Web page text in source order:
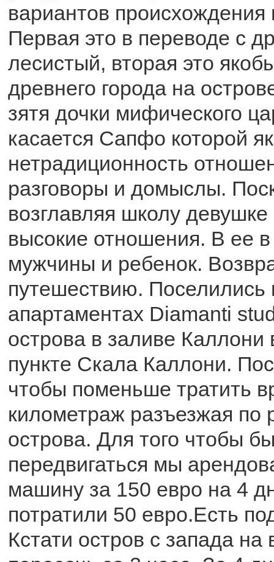
вариантов происхождения
Первая это в переводе с
лесистый, вторая это
древнего города на
зятя дочки мифического
касается Сапфо которой
нетрадиционность
разговоры и домыслы.
возглавляя школу
высокие отношения. В ее
мужчины и ребенок.
путешествию.
апартаментах Diamanti
острова в заливе Каллони
пункте Скала Каллони.
чтобы поменьше тратить
километраж разъезжая по
острова. Для того чтобы
передвигаться мы
машину за 150 евро на 4
потратили 50 евро.Есть
Кстати остров с запада на